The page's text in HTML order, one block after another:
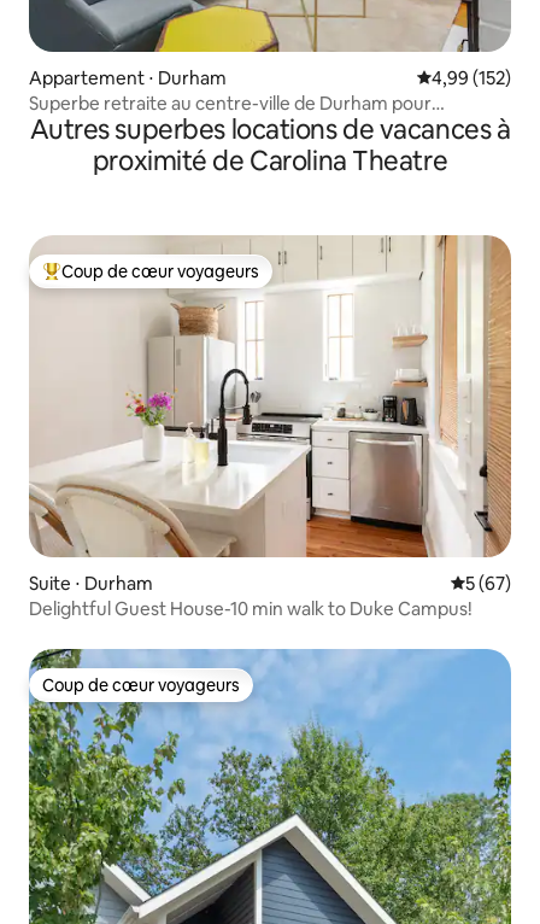
Appartement ⋅ Durham Évaluation
4,99 (152)
Superbe retraite au centre-ville de Durham pour
8 personnes
Autres superbes locations de vacances à
proximité de Carolina Theatre
Coups de cœur voyageurs les plus appréciés
Coup de cœur voyageurs
Suite ⋅ Durham
5 (67)
Delightful Guest House-10 min walk to Duke Campus!
Coup de cœur voyageurs
Coup de cœur voyageurs